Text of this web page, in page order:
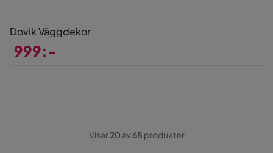
Dovik Väggdekor
999:-
Visar20 av68 produkter